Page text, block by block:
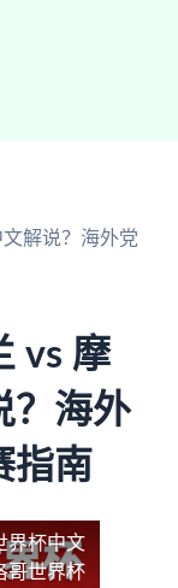
解说？海外党
vs 摩
？海外
指南
界杯中文
哥世界杯